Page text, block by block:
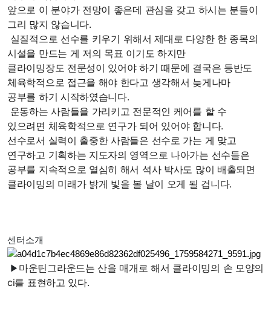
앞으로 이 분야가 전망이 좋은데 관심을 갖고 하시는 분들이
그리 많지 않습니다.
실질적으로 선수를 키우기 위해서 제대로 다양한 한 종목의
시설을 만드는 게 저의 목표 이기도 하지만
클라이밍장도 전문성이 있어야 하기 때문에 결국은 등반도
체육학적으로 접근을 해야 한다고 생각해서 늦게나마
공부를 하기 시작하였습니다.
운동하는 사람들을 가리키고 전문적인 케어를 할 수
있으려면 체육학적으로 연구가 되어 있어야 합니다.
선수로서 실력이 출중한 사람들은 선수로 가는 게 맞고
연구하고 기획하는 지도자의 영역으로 나아가는 선수들은
공부를 지속적으로 열심히 해서 석사 박사도 많이 배출되면
클라이밍의 미래가 밝게 빛을 볼 날이 오게 될 겁니다.
센터소개
▶ 마운틴그라운드는 산을 매개로 해서 클라이밍의 손 모양의
ci를 표현하고 있다.